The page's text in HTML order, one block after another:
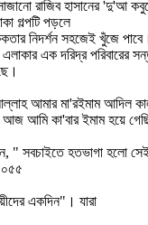
রাজিব হাসানের 'দু'আ
গল্পটি পড়লে
নিদর্শন সহজেই খুঁজে
এক দরিদ্র পরিবারের
আমার মা'রইমাম আদিল
আমি কা'বার ইমাম হয়ে
" সবচাইতে হতভাগা হলো
একদিন"। যারা